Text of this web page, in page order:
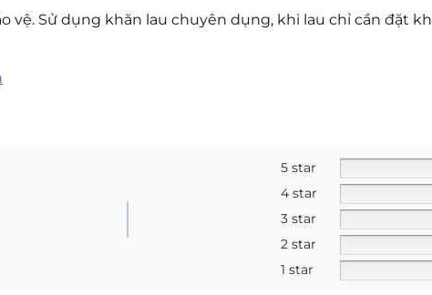
vệ. Sử dụng khăn lau chuyên dụng, khi lau chỉ cần đặt
5 star
4 star
3 star
2 star
1 star